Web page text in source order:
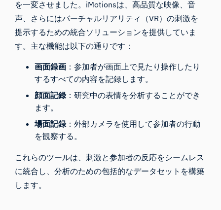
を一変させました。iMotionsは、高品質な映像、音
声、さらにはバーチャルリアリティ（VR）の刺激を
提示するための統合ソリューションを提供していま
す。主な機能は以下の通りです：
画面録画 ：参加者が画面上で見たり操作したり
するすべての内容を記録します。
顔面記録：研究中の表情を分析することができ
ます。
場面記録：外部カメラを使用して参加者の行動
を観察する。
これらのツールは、刺激と参加者の反応をシームレス
に統合し、分析のための包括的なデータセットを構築
します。